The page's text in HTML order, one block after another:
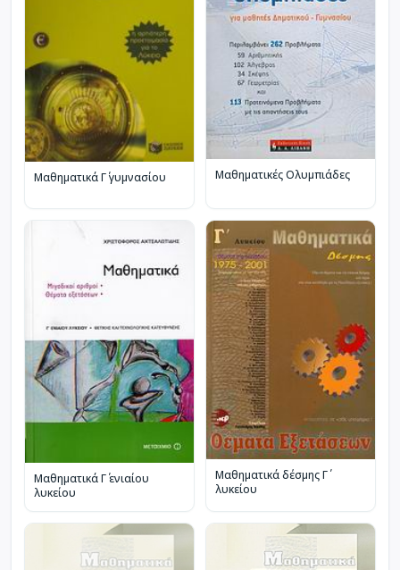
Μαθηματικά Γ΄ γυμνασίου Μαθηματικές Ολυμπιάδες
Μαθηματικά Γ΄ ενιαίου
λυκείου
Μαθηματικά δέσμης Γ΄
λυκείου